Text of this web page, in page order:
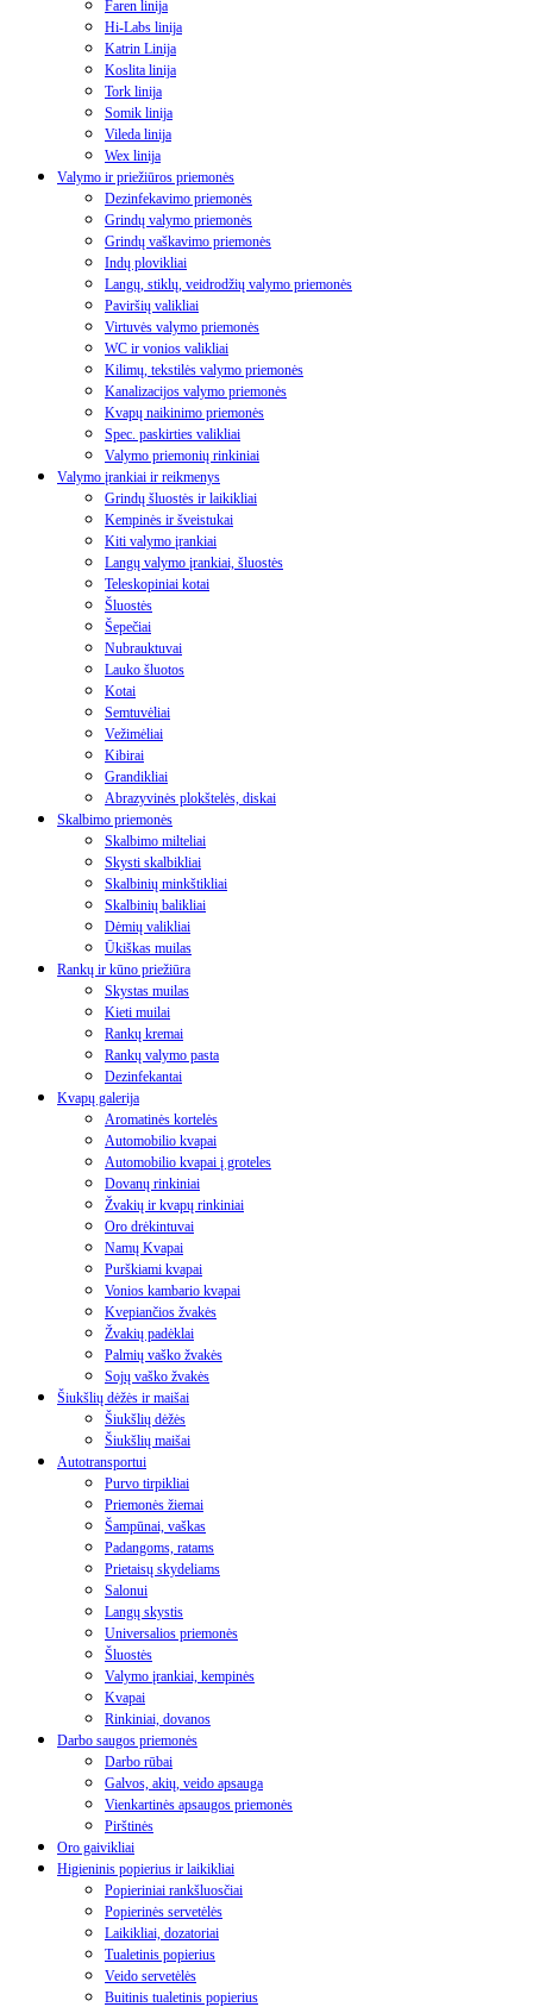
Faren linija
Hi-Labs linija
Katrin Linija
Koslita linija
Tork linija
Somik linija
Vileda linija
Wex linija
Valymo ir priežiūros priemonės
Dezinfekavimo priemonės
Grindų valymo priemonės
Grindų vaškavimo priemonės
Indų plovikliai
Langų, stiklų, veidrodžių valymo priemonės
Paviršių valikliai
Virtuvės valymo priemonės
WC ir vonios valikliai
Kilimų, tekstilės valymo priemonės
Kanalizacijos valymo priemonės
Kvapų naikinimo priemonės
Spec. paskirties valikliai
Valymo priemonių rinkiniai
Valymo įrankiai ir reikmenys
Grindų šluostės ir laikikliai
Kempinės ir šveistukai
Kiti valymo įrankiai
Langų valymo įrankiai, šluostės
Teleskopiniai kotai
Šluostės
Šepečiai
Nubrauktuvai
Lauko šluotos
Kotai
Semtuvėliai
Vežimėliai
Kibirai
Grandikliai
Abrazyvinės plokštelės, diskai
Skalbimo priemonės
Skalbimo milteliai
Skysti skalbikliai
Skalbinių minkštikliai
Skalbinių balikliai
Dėmių valikliai
Ūkiškas muilas
Rankų ir kūno priežiūra
Skystas muilas
Kieti muilai
Rankų kremai
Rankų valymo pasta
Dezinfekantai
Kvapų galerija
Aromatinės kortelės
Automobilio kvapai
Automobilio kvapai į groteles
Dovanų rinkiniai
Žvakių ir kvapų rinkiniai
Oro drėkintuvai
Namų Kvapai
Purškiami kvapai
Vonios kambario kvapai
Kvepiančios žvakės
Žvakių padėklai
Palmių vaško žvakės
Sojų vaško žvakės
Šiukšlių dėžės ir maišai
Šiukšlių dėžės
Šiukšlių maišai
Autotransportui
Purvo tirpikliai
Priemonės žiemai
Šampūnai, vaškas
Padangoms, ratams
Prietaisų skydeliams
Salonui
Langų skystis
Universalios priemonės
Šluostės
Valymo įrankiai, kempinės
Kvapai
Rinkiniai, dovanos
Darbo saugos priemonės
Darbo rūbai
Galvos, akių, veido apsauga
Vienkartinės apsaugos priemonės
Pirštinės
Oro gaivikliai
Higieninis popierius ir laikikliai
Popieriniai rankšluosčiai
Popierinės servetėlės
Laikikliai, dozatoriai
Tualetinis popierius
Veido servetėlės
Buitinis tualetinis popierius